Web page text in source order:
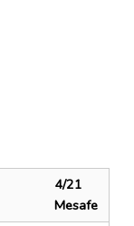
4/21
Mesafe